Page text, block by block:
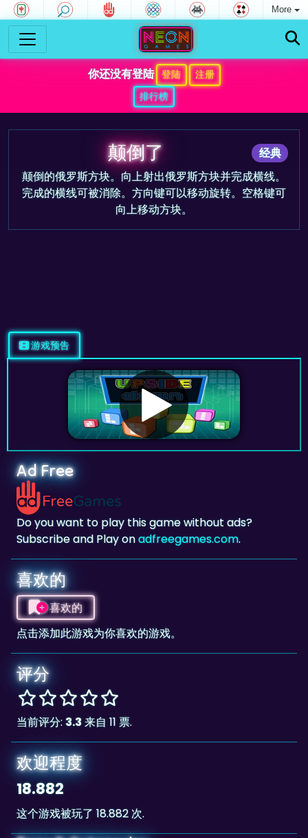
More
你还没有登陆 登陆
注册
排行榜
经典
颠倒了
颠倒的俄罗斯方块。向上射出俄罗斯方块并完成横线。
完成的横线可被消除。方向键可以移动旋转。空格键可
向上移动方块。
Ad Free
Do you want to play this game without ads?
Subscribe and Play on
喜欢的
喜欢的
点击添加此游戏为你喜欢的游戏。
评分
当前评分: 3.3 来自 11 票.
欢迎程度
18.882
这个游戏被玩了 18.882 次.
Tags & Categories